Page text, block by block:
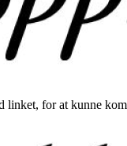
linket, for at kunne